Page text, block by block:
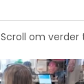
Scroll om verder